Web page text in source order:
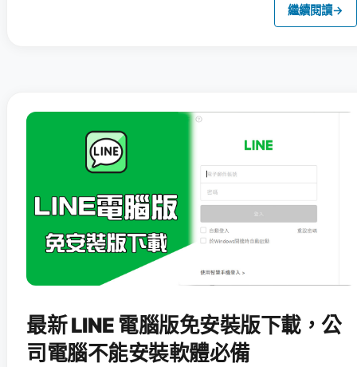
繼續閱讀→
最新 LINE 電腦版免安裝版下載，公
司電腦不能安裝軟體必備